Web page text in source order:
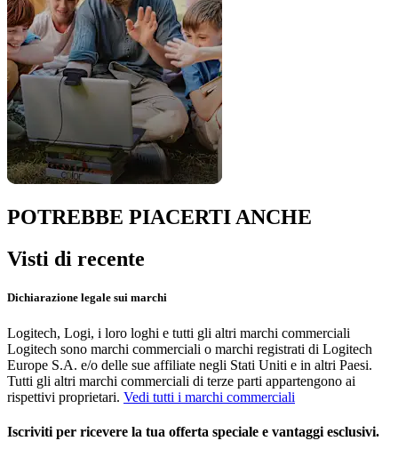
POTREBBE PIACERTI ANCHE
Visti di recente
Dichiarazione legale sui marchi
Logitech, Logi, i loro loghi e tutti gli altri marchi commerciali
Logitech sono marchi commerciali o marchi registrati di Logitech
Europe S.A. e/o delle sue affiliate negli Stati Uniti e in altri Paesi.
Tutti gli altri marchi commerciali di terze parti appartengono ai
rispettivi proprietari. Vedi tutti i marchi commerciali
Iscriviti per ricevere la tua offerta speciale e vantaggi esclusivi.